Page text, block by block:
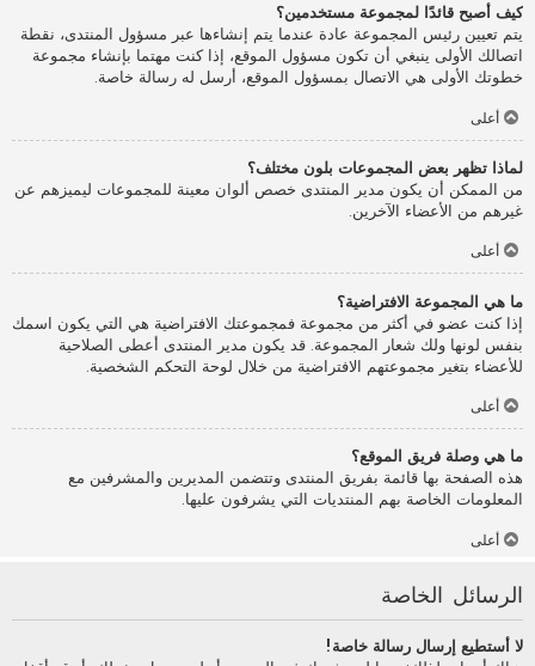
كيف أصبح قائدًا لمجموعة مستخدمين؟
يتم تعيين رئيس المجموعة عادة عندما يتم إنشاءها عبر مسؤول المنتدى، نقطة
اتصالك الأولى ينبغي أن تكون مسؤول الموقع، إذا كنت مهتما بإنشاء مجموعة
خطوتك الأولى هي الاتصال بمسؤول الموقع، أرسل له رسالة خاصة.
أعلى
لماذا تظهر بعض المجموعات بلون مختلف؟
من الممكن أن يكون مدير المنتدى خصص ألوان معينة للمجموعات ليميزهم عن
غيرهم من الأعضاء الآخرين.
أعلى
ما هي المجموعة الافتراضية؟
إذا كنت عضو في أكثر من مجموعة فمجموعتك الافتراضية هي التي يكون اسمك
بنفس لونها ولك شعار المجموعة. قد يكون مدير المنتدى أعطى الصلاحية
للأعضاء بتغير مجموعتهم الافتراضية من خلال لوحة التحكم الشخصية.
أعلى
ما هي وصلة فريق الموقع؟
هذه الصفحة بها قائمة بفريق المنتدى وتتضمن المديرين والمشرفين مع
المعلومات الخاصة بهم المنتديات التي يشرفون عليها.
أعلى
الرسائل الخاصة
لا أستطيع إرسال رسالة خاصة!